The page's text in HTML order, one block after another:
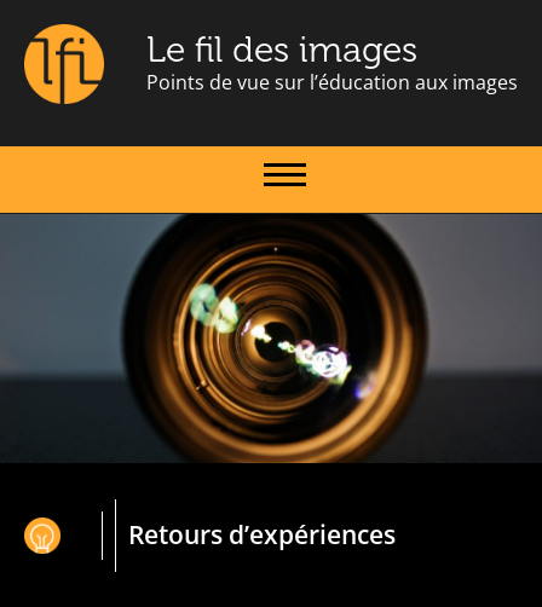
Le fil des images
Points de vue sur l’éducation aux images
Retours d’expériences